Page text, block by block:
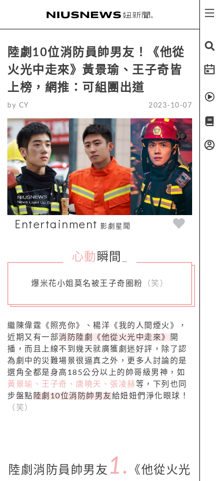
陸劇10位消防員帥男友！《他從
火光中走來》黃景瑜、王子奇皆
上榜，網推：可組團出道
by CY 2023-10-07
Entertainment 影劇星聞
心動 瞬間
爆米花小姐莫名被王子奇圈粉 （笑）
繼陳偉霆《照亮你》、楊洋《我的人間煙火》，
近期又有一部消防陸劇《他從火光中走來》
開
播，而且上線不到幾天就廣獲劇迷好評，除了認
為劇中的災難場景很逼真之外，更多人討論的是
選角全都是身高185公分以上的帥哥級男神，如
黃景瑜、王子奇、唐曉天、張凌赫等，下列也同
步盤點 陸劇10位消防帥男友給妞妞們淨化眼球！
（笑）
陸劇消防員帥男友 1.
《他從火光